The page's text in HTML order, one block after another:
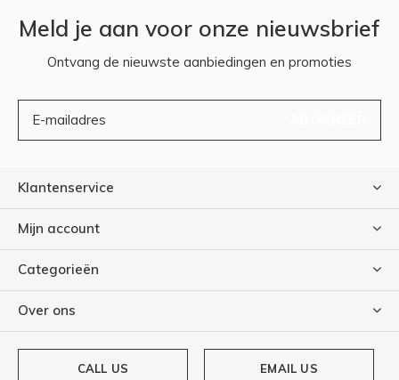
Meld je aan voor onze nieuwsbrief
Ontvang de nieuwste aanbiedingen en promoties
Klantenservice
Mijn account
Categorieën
Over ons
CALL US EMAIL US